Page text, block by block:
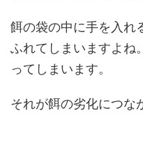
餌の袋の中に手を入れ
ふれてしまいますよね
ってしまいます。
それが餌の劣化につな